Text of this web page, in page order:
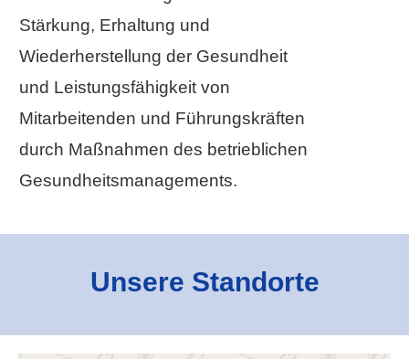
Stärkung, Erhaltung und
Wiederherstellung der Gesundheit
und Leistungsfähigkeit von
Mitarbeitenden und Führungskräften
durch Maßnahmen des betrieblichen
Gesundheitsmanagements.
Unsere Standorte